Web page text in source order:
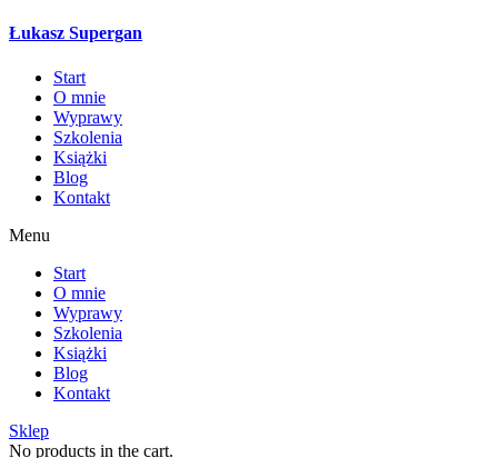
Łukasz Supergan
Start
O mnie
Wyprawy
Szkolenia
Książki
Blog
Kontakt
Menu
Start
O mnie
Wyprawy
Szkolenia
Książki
Blog
Kontakt
Sklep
No products in the cart.